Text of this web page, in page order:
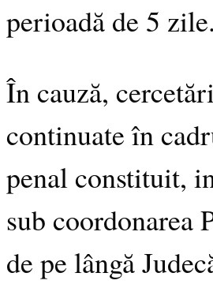
perioadă de 5 zile.
În cauză,
continuate în
penal constituit,
sub coordonarea
de pe lângă